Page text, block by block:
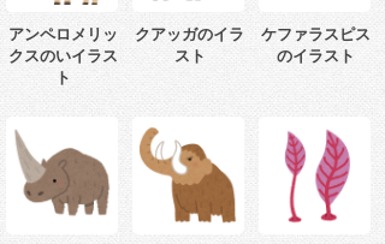
アンペロメリッ
クスのいイラス
ト
クアッガのイラ
スト
ケファラスピス
のイラスト